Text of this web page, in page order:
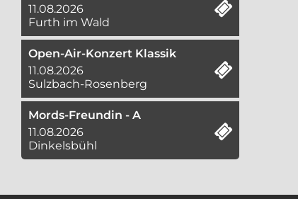
11.08.2026
Furth im Wald
Open-Air-Konzert Klassik
11.08.2026
Sulzbach-Rosenberg
Mords-Freundin - A
11.08.2026
Dinkelsbühl